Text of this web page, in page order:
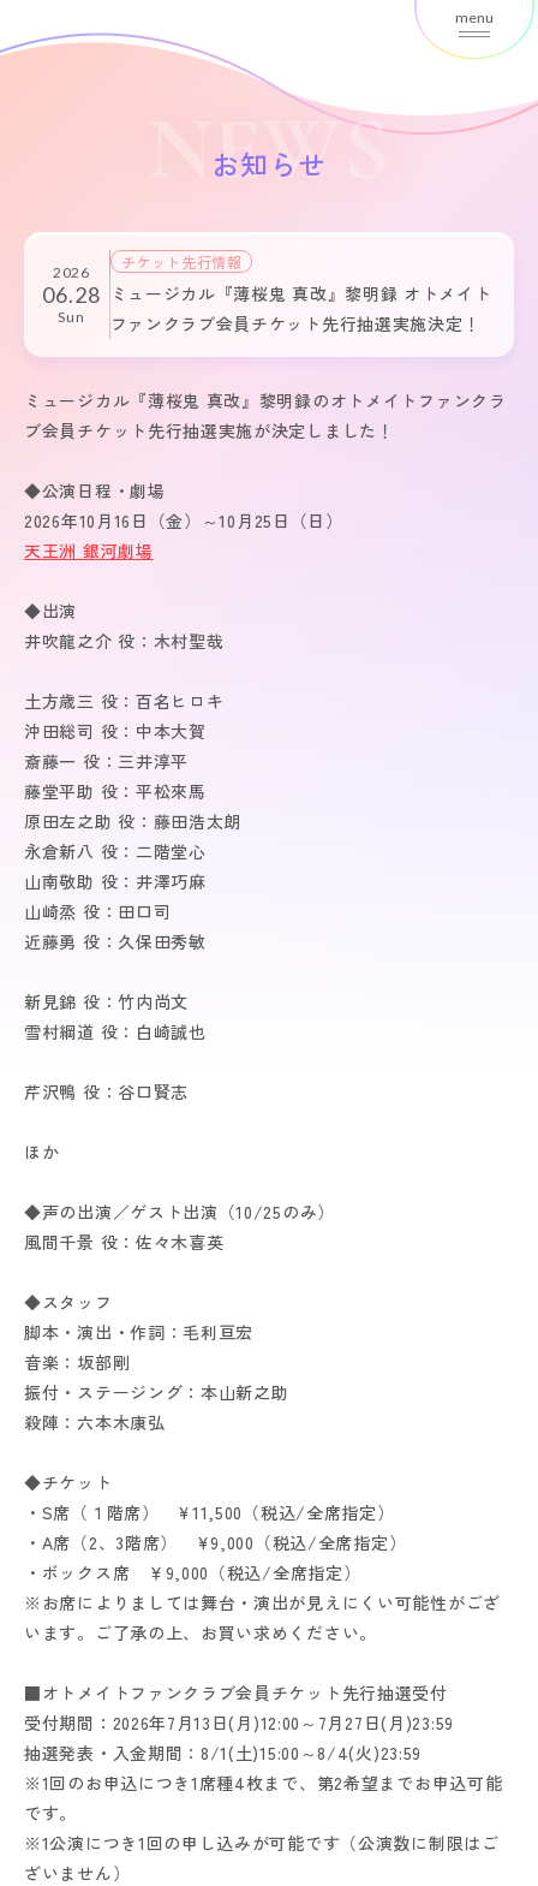
menu
NEWS
お知らせ
2026
06.28
Sun
チケット先行情報
ミュージカル『薄桜鬼 真改』黎明録 オトメイト
ファンクラブ会員チケット先行抽選実施決定！
ミュージカル『薄桜鬼 真改』黎明録のオトメイトファンクラ
ブ会員チケット先行抽選実施が決定しました！
◆公演日程・劇場
2026年10月16日（金）～10月25日（日）
天王洲 銀河劇場
◆出演
井吹龍之介 役：木村聖哉
土方歳三 役：百名ヒロキ
沖田総司 役：中本大賀
斎藤一 役：三井淳平
藤堂平助 役：平松來馬
原田左之助 役：藤田浩太朗
永倉新八 役：二階堂心
山南敬助 役：井澤巧麻
山崎烝 役：田口司
近藤勇 役：久保田秀敏
新見錦 役：竹内尚文
雪村綱道 役：白崎誠也
芹沢鴨 役：谷口賢志
ほか
◆声の出演／ゲスト出演（10/25のみ）
風間千景 役：佐々木喜英
◆スタッフ
脚本・演出・作詞：毛利亘宏
音楽：坂部剛
振付・ステージング：本山新之助
殺陣：六本木康弘
◆チケット
・S席（１階席） ¥11,500（税込/全席指定）
・A席（2、3階席） ¥9,000（税込/全席指定）
・ボックス席 ￥9,000（税込/全席指定）
※お席によりましては舞台・演出が見えにくい可能性がござ
います。ご了承の上、お買い求めください。
■オトメイトファンクラブ会員チケット先行抽選受付
受付期間：2026年7月13日(月)12:00～7月27日(月)23:59
抽選発表・入金期間：8/1(土)15:00～8/4(火)23:59
※1回のお申込につき1席種4枚まで、第2希望までお申込可能
です。
※1公演につき1回の申し込みが可能です（公演数に制限はご
ざいません）